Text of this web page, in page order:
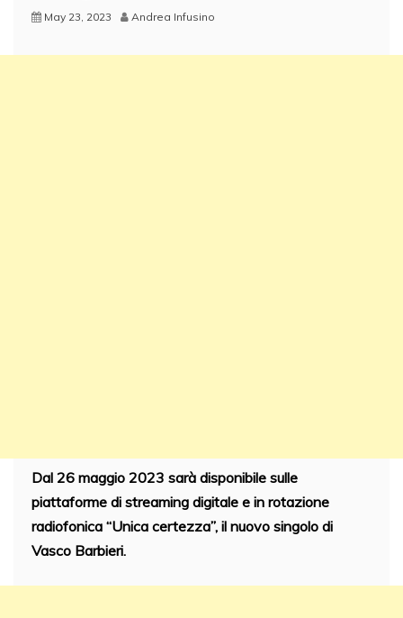
May 23, 2023 Andrea Infusino
Dal 26 maggio 2023 sarà disponibile sulle
piattaforme di streaming digitale e in rotazione
radiofonica “Unica certezza”, il nuovo singolo di
Vasco Barbieri.